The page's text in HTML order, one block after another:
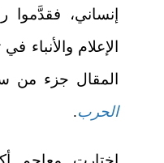
إنساني،
الإعلام والأنباء
المقال جزء من
الحرب.